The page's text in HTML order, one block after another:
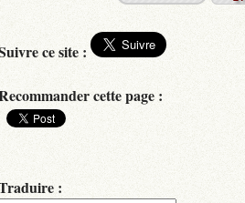
ce site :
cette page :
: